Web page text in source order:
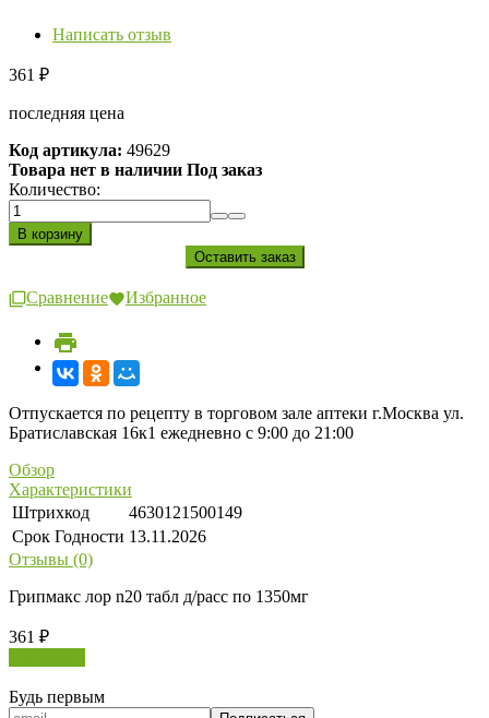
Написать отзыв
361 ₽
последняя цена
Код артикула: 49629
Товара нет в наличии Под заказ
Количество:
Сравнение Избранное
Отпускается по рецепту в торговом зале аптеки г.Москва ул.
Братиславская 16к1 ежедневно с 9:00 до 21:00
Обзор
Характеристики
Штрихкод
4630121500149
Срок Годности 13.11.2026
Отзывы (0)
Грипмакс лор n20 табл д/расс по 1350мг
361 ₽
Будь первым